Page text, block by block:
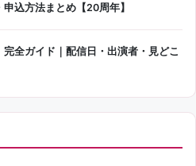
込方法まとめ【20周年】
全ガイド｜配信日・出演者・見どこ